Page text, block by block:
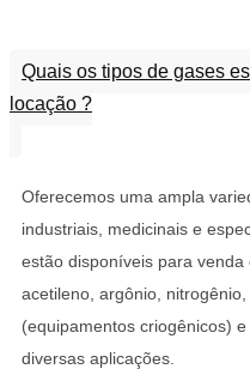
Quais os tipos de gases
locação ?
Oferecemos uma ampla
industriais, medicinais e
estão disponíveis para venda
acetileno, argônio,
(equipamentos criogênicos)
diversas aplicações.